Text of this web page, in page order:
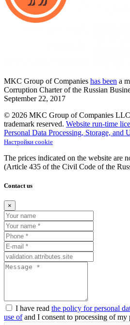
MKC Group of Companies has been a
Corruption Charter of the Russian
September 22, 2017
© 2026 MKC Group of Companies
trademark reserved. Website run-time
Personal Data Processing, Storage, and
Настройки cookie
The prices indicated on the website are
(Article 435 of the Civil Code of the
Contact us
×
I have read the policy for personal
use ofand I consent to processing of my